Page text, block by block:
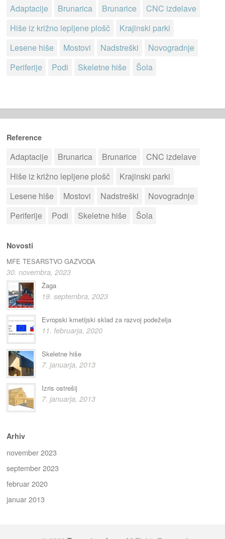
Adaptacije Brunarica Brunarice
CNC izdelave
Hiše iz križno lepljene plošč
Krajinski parki
Lesene hiše
Mostovi Nadstreški
Novogradnje
Periferije
Podi Skeletne hiše Šola
Reference
Adaptacije Brunarica Brunarice
CNC izdelave
Hiše iz križno lepljene plošč
Krajinski parki
Lesene hiše
Mostovi Nadstreški
Novogradnje
Periferije
Podi Skeletne hiše Šola
Novosti
MFE TESARSTVO GAZVODA
30. novembra, 2023
Žaga
19. septembra, 2023
Evropski kmetijski sklad za razvoj podeželja
11. februarja, 2020
Skeletne hiše
7. januarja, 2013
Izris ostrešij
7. januarja, 2013
Arhiv
november 2023
september 2023
februar 2020
januar 2013